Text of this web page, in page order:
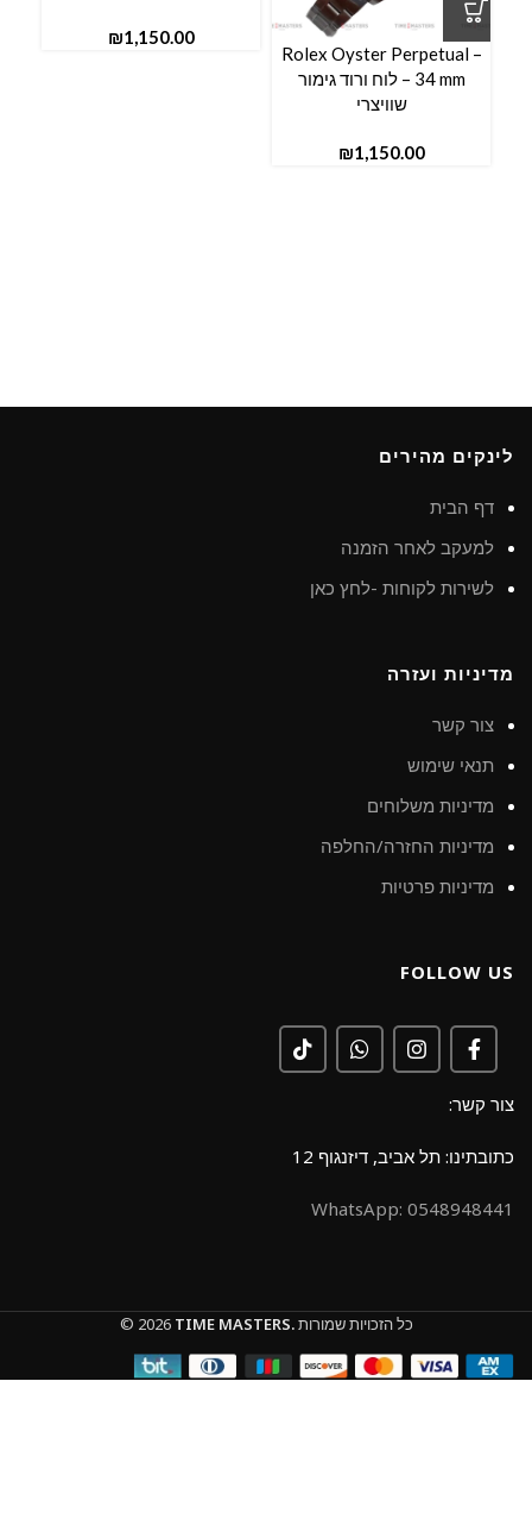
Rolex Oyster Perpetual –
34 mm – לוח ורוד גימור
שוויצרי
₪
₪
לינקים מהירים
דף הבית
למעקב לאחר הזמנה
לשירות לקוחות -לחץ כאן
מדיניות ועזרה
צור קשר
תנאי שימוש
מדיניות משלוחים
מדיניות החזרה/החלפה
מדיניות פרטיות
FOLLOW US
צור קשר:
כתובתינו: תל אביב, דיזנגוף 12
0548948441 :WhatsApp
© 2026 TIME MASTERS.כל הזכויות שמורות